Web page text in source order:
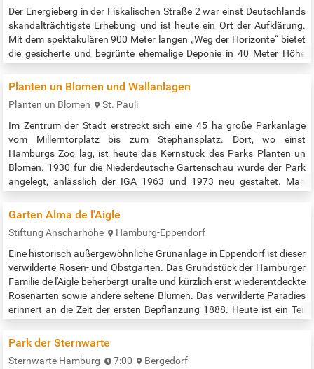
Der Energieberg in der Fiskalischen Straße 2 war einst Deutschlands
skandalträchtigste Erhebung und ist heute ein Ort der Aufklärung.
Mit dem spektakulären 900 Meter langen „Weg der Horizonte“ bietet
die gesicherte und begrünte ehemalige Deponie in 40 Meter Höhe
regelmäßig Führungen zur Geschichte des Bergs von einer
Mülldeponie zum Energieberg statt: sonnabends und sonntags um
13.30 Uhr …
Planten un Blomen und Wallanlagen
Planten un Blomen
St. Pauli
Im Zentrum der Stadt erstreckt sich eine 45 ha große Parkanlage
vom Millerntorplatz bis zum Stephansplatz. Dort, wo einst
Hamburgs Zoo lag, ist heute das Kernstück des Parks Planten un
Blomen. 1930 für die Niederdeutsche Gartenschau wurde der Park
angelegt, anlässlich der IGA 1963 und 1973 neu gestaltet. Man
Wasserlichtorgel im Parksee, der Spielplätze, eines Musikpavillons
und der Restaurants.…
Garten Alma de l'Aigle
Stiftung Anscharhöhe
Hamburg-Eppendorf
Eine historisch außergewöhnliche Grünanlage in Eppendorf ist dieser
verwilderte Rosen- und Obstgarten. Das Grundstück der Hamburger
Familie de l'Aigle beherbergt uralte und kürzlich erst wiederentdeckte
Rosenarten sowie andere seltene Blumen. Das verwilderte Paradies
erinnert an die Zeit der ersten Bepflanzung 1888. Heute ist ein Teil
Stiftung Anscharhöhe, zugänglich über Tarpenbekstraße…
Park der Sternwarte
Sternwarte Hamburg 7:00
Bergedorf